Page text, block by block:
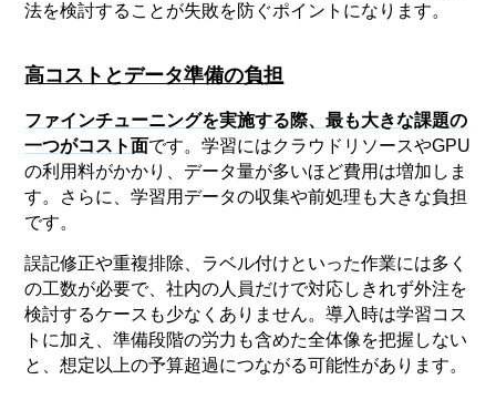
法を検討することが失敗を防ぐポイントになります。
高コストとデータ準備の負担
ファインチューニングを実施する際、最も大きな課題の
一つがコスト面です。学習にはクラウドリソースやGPU
の利用料がかかり、データ量が多いほど費用は増加しま
す。さらに、学習用データの収集や前処理も大きな負担
です。
誤記修正や重複排除、ラベル付けといった作業には多く
の工数が必要で、社内の人員だけで対応しきれず外注を
検討するケースも少なくありません。導入時は学習コス
トに加え、準備段階の労力も含めた全体像を把握しない
と、想定以上の予算超過につながる可能性があります。